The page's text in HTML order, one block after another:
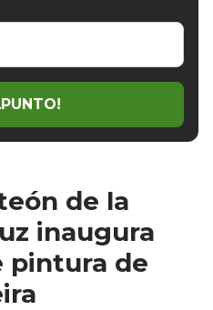
de la
inaugura
pintura de